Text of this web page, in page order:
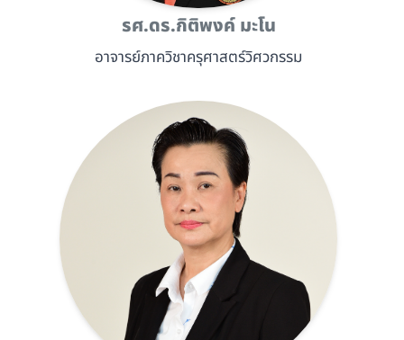
รศ.ดร.กิติพงค์ มะโน
อาจารย์ภาควิชาครุศาสตร์วิศวกรรม